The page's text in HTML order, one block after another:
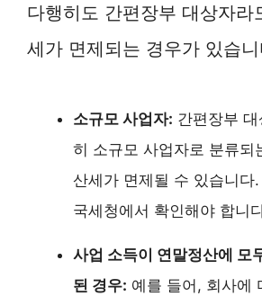
다행히도 간편장부 대상자라
세가 면제되는 경우가 있습
소규모 사업자: 간편장부
히 소규모 사업자로 분류되
산세가 면제될 수 있습니다
국세청에서 확인해야 합니
사업 소득이 연말정산에 모
된 경우: 예를 들어, 회사에